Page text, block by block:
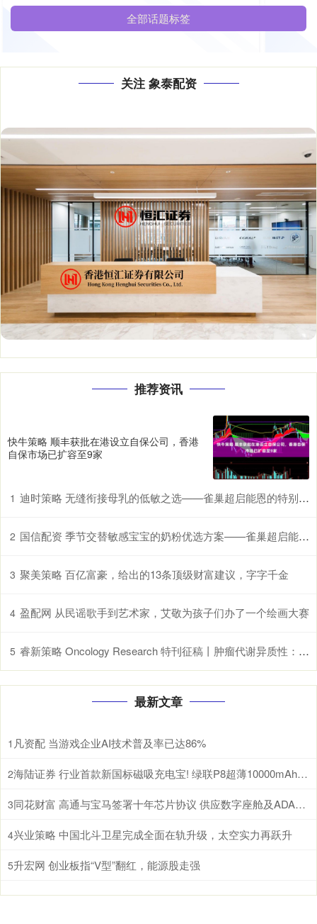
全部话题标签
关注 象泰配资
推荐资讯
快牛策略 顺丰获批在港设立自保公司，香港
自保市场已扩容至9家
1 迪时策略 无缝衔接母乳的低敏之选——雀巢超启能恩的特别优势
2 国信配资 季节交替敏感宝宝的奶粉优选方案——雀巢超启能恩，守护脆弱肠胃
3 聚美策略 百亿富豪，给出的13条顶级财富建议，字字千金
4 盈配网 从民谣歌手到艺术家，艾敬为孩子们办了一个绘画大赛
5 睿新策略 Oncology Research 特刊征稿丨肿瘤代谢异质性：机制、生物标志物与治疗意义_研究
最新文章
1 凡资配 当游戏企业AI技术普及率已达86%
2 海陆证券 行业首款新国标磁吸充电宝! 绿联P8超薄10000mAh磁吸移动电源开启预约
3 同花财富 高通与宝马签署十年芯片协议 供应数字座舱及ADAS计算芯片
4兴业策略 中国北斗卫星完成全面在轨升级，太空实力再跃升
5升宏网 创业板指“V型”翻红，能源股走强